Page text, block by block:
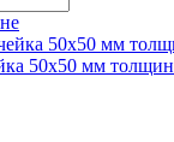
50х50 мм